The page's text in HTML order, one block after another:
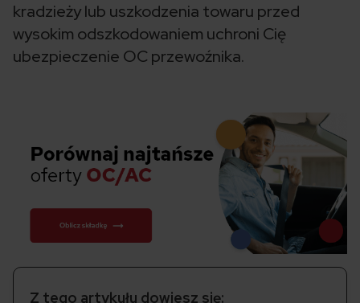
kradzieży lub uszkodzenia towaru przed
wysokim odszkodowaniem uchroni Cię
ubezpieczenie OC przewoźnika.
Z tego artykułu dowiesz się: